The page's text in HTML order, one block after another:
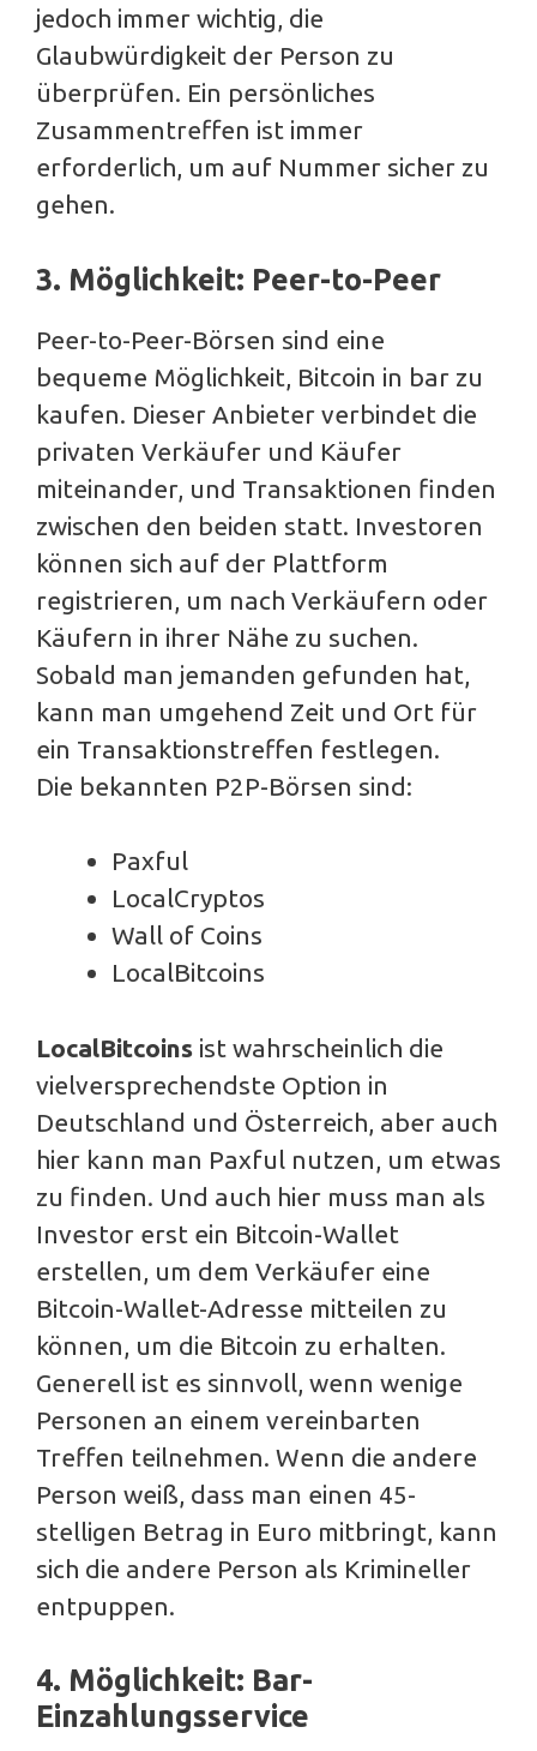
jedoch immer wichtig, die
Glaubwürdigkeit der Person zu
überprüfen. Ein persönliches
Zusammentreffen ist immer
erforderlich, um auf Nummer sicher zu
gehen.
3. Möglichkeit: Peer-to-Peer
Peer-to-Peer-Börsen sind eine
bequeme Möglichkeit, Bitcoin in bar zu
kaufen. Dieser Anbieter verbindet die
privaten Verkäufer und Käufer
miteinander, und Transaktionen finden
zwischen den beiden statt. Investoren
können sich auf der Plattform
registrieren, um nach Verkäufern oder
Käufern in ihrer Nähe zu suchen.
Sobald man jemanden gefunden hat,
kann man umgehend Zeit und Ort für
ein Transaktionstreffen festlegen.
Die bekannten P2P-Börsen sind:
Paxful
LocalCryptos
Wall of Coins
LocalBitcoins
LocalBitcoins ist wahrscheinlich die
vielversprechendste Option in
Deutschland und Österreich, aber auch
hier kann man Paxful nutzen, um etwas
zu finden. Und auch hier muss man als
Investor erst ein Bitcoin-Wallet
erstellen, um dem Verkäufer eine
Bitcoin-Wallet-Adresse mitteilen zu
können, um die Bitcoin zu erhalten.
Generell ist es sinnvoll, wenn wenige
Personen an einem vereinbarten
Treffen teilnehmen. Wenn die andere
Person weiß, dass man einen 45-
stelligen Betrag in Euro mitbringt, kann
sich die andere Person als Krimineller
entpuppen.
4. Möglichkeit: Bar-
Einzahlungsservice